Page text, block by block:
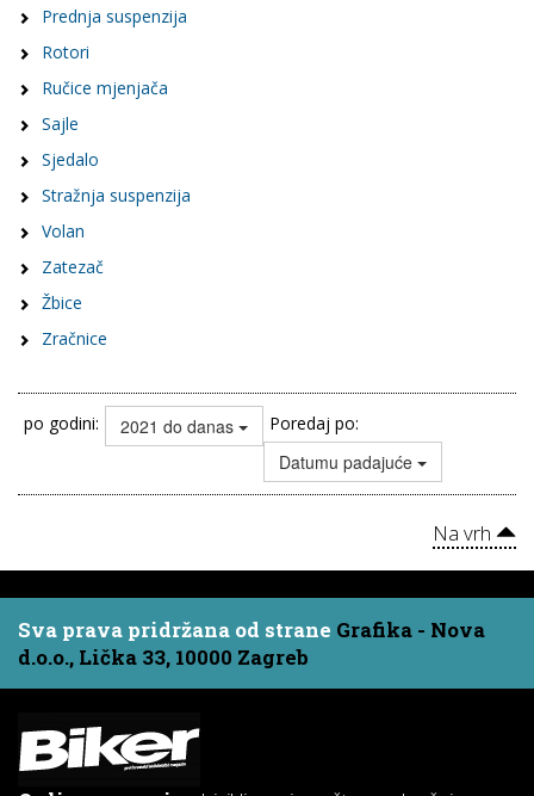
Prednja suspenzija
Rotori
Ručice mjenjača
Sajle
Sjedalo
Stražnja suspenzija
Volan
Zatezač
Žbice
Zračnice
po godini: 2021 do danas Poredaj po:
Datumu padajuće
Na vrh
Sva prava pridržana od strane Grafika - Nova
d.o.o., Lička 33, 10000 Zagreb